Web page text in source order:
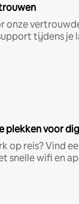
onze
tijdens je
plekken voor
op reis? Vind
snelle wifi en